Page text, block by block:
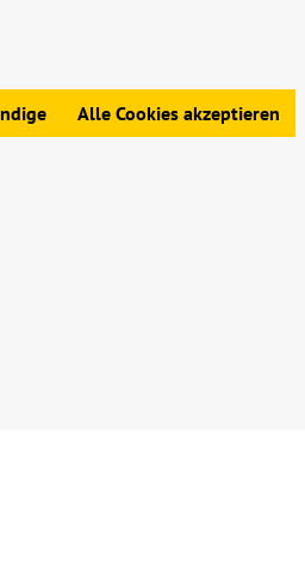
|Datenschutz|Impressum
Alle Cookies akzeptieren